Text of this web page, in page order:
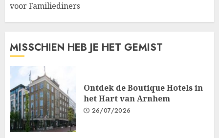
voor Familiediners
MISSCHIEN HEB JE HET GEMIST
Ontdek de Boutique Hotels in
het Hart van Arnhem
26/07/2026